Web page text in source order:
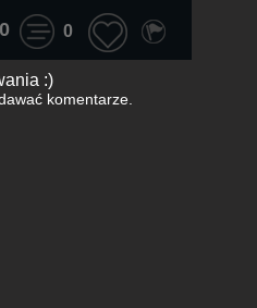
0 0
:)
komentarze.